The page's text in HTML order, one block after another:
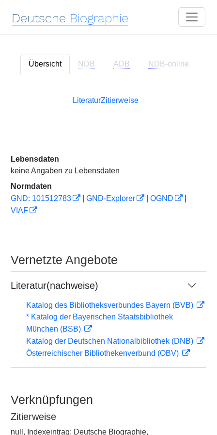
Deutsche Biographie
Übersicht NDB ADB NDB-online
LiteraturZitierweise
Lebensdaten
keine Angaben zu Lebensdaten
Normdaten
GND: 101512783
GND-Explorer OGND
VIAF
Vernetzte Angebote
Literatur(nachweise)
Katalog des Bibliotheksverbundes Bayern (BVB)
* Katalog der Bayerischen Staatsbibliothek
München (BSB)
Katalog der Deutschen Nationalbibliothek (DNB)
Österreichischer Bibliothekenverbund (OBV)
Verknüpfungen
Zitierweise
null, Indexeintrag: Deutsche Biographie,